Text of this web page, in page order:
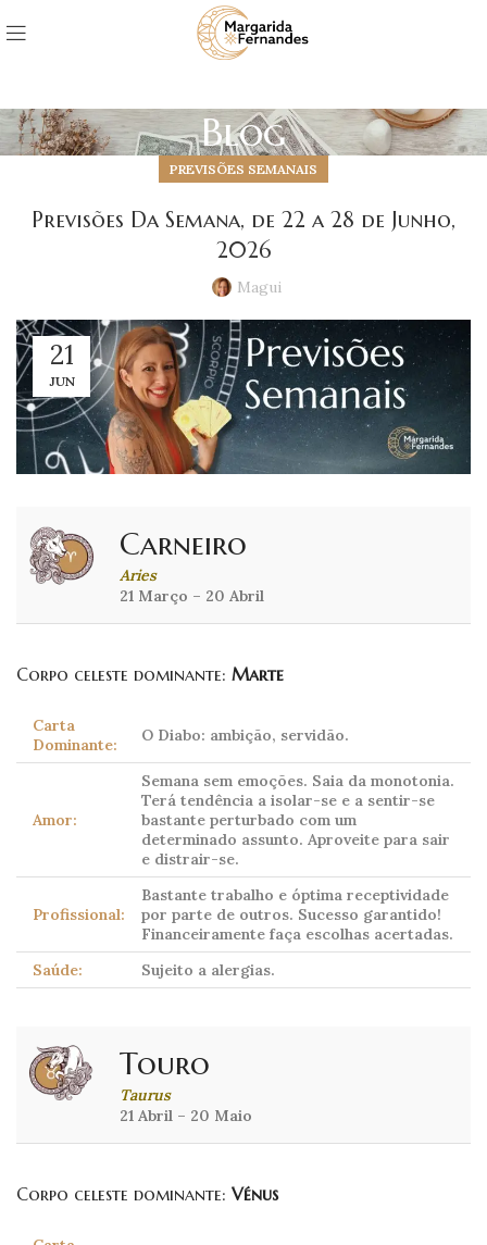
Blog
PREVISÕES SEMANAIS
Previsões Da Semana, de 22 a 28 de Junho,
2026
Magui
21
JUN
Carneiro
Aries
21 Março – 20 Abril
Corpo celeste dominante: Marte
Carta
Dominante:
O Diabo: ambição, servidão.
Amor:
Semana sem emoções. Saia da monotonia.
Terá tendência a isolar-se e a sentir-se
bastante perturbado com um
determinado assunto. Aproveite para sair
e distrair-se.
Profissional:
Bastante trabalho e óptima receptividade
por parte de outros. Sucesso garantido!
Financeiramente faça escolhas acertadas.
Saúde:
Sujeito a alergias.
Touro
Taurus
21 Abril – 20 Maio
Corpo celeste dominante: Vénus